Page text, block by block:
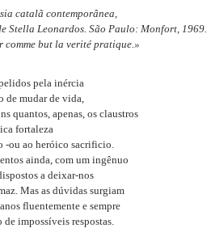
catalã contemporânea,
Stella Leonardos. São Paulo: Monfort, 1969.
comme but la verité pratique.»
pela inércia
de mudar de vida,
quantos, apenas, os claustros
fortaleza
-ou ao heróico sacrificio.
ainda, com um ingênuo
a deixar-nos
Mas as dúvidas surgiam
fluentemente e sempre
impossíveis respostas.